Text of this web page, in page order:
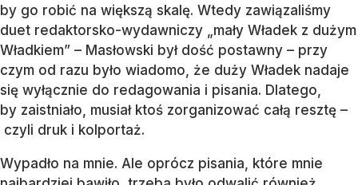
by go robić na większą skalę. Wtedy zawiązaliśmy
duet redaktorsko-wydawniczy „mały Władek z dużym
Władkiem” – Masłowski był dość postawny – przy
czym od razu było wiadomo, że duży Władek nadaje
się wyłącznie do redagowania i pisania. Dlatego,
by zaistniało, musiał ktoś zorganizować całą resztę –
czyli druk i kolportaż.
Wypadło na mnie. Ale oprócz pisania, które mnie